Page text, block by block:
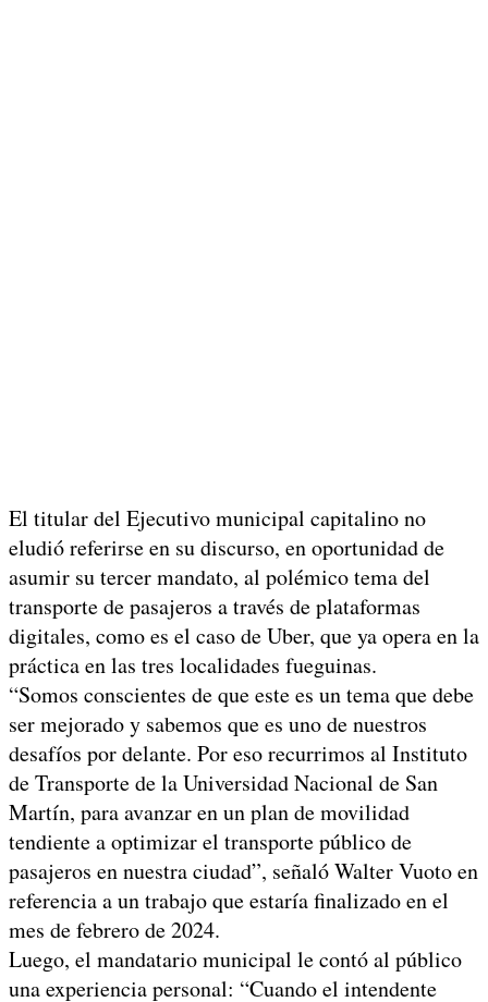
El titular del Ejecutivo municipal capitalino no
eludió referirse en su discurso, en oportunidad de
asumir su tercer mandato, al polémico tema del
transporte de pasajeros a través de plataformas
digitales, como es el caso de Uber, que ya opera en la
práctica en las tres localidades fueguinas.
“Somos conscientes de que este es un tema que debe
ser mejorado y sabemos que es uno de nuestros
desafíos por delante. Por eso recurrimos al Instituto
de Transporte de la Universidad Nacional de San
Martín, para avanzar en un plan de movilidad
tendiente a optimizar el transporte público de
pasajeros en nuestra ciudad”, señaló Walter Vuoto en
referencia a un trabajo que estaría finalizado en el
mes de febrero de 2024.
Luego, el mandatario municipal le contó al público
una experiencia personal: “Cuando el intendente